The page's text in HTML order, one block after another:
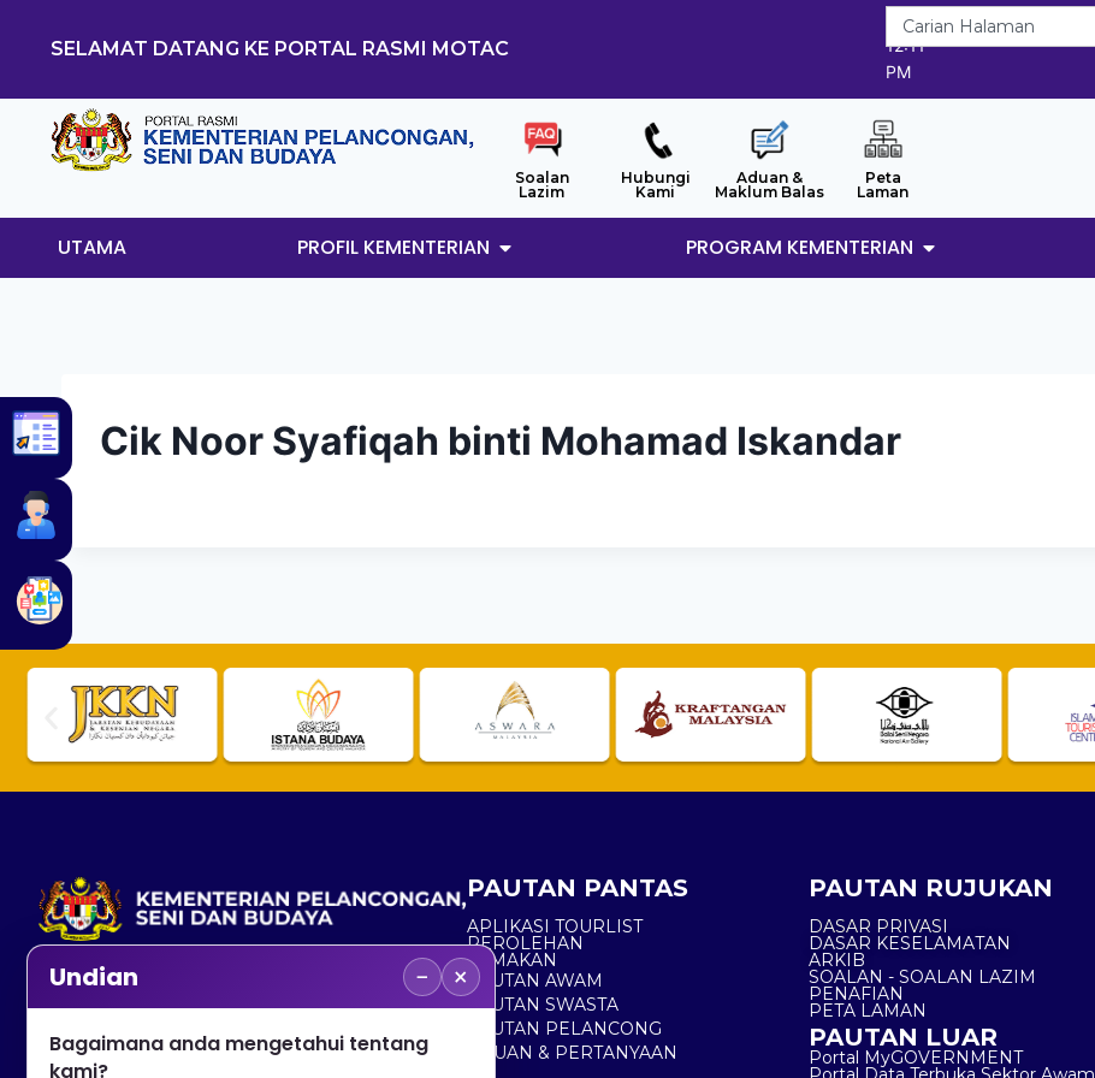
SELAMAT DATANG KE PORTAL RASMI MOTAC
8/8/2026
12:11
PM
Soalan
Lazim
Hubungi
Kami
Aduan &
Maklum Balas
Peta
Laman
UTAMA PROFIL KEMENTERIAN PROGRAM KEMENTERIAN
Cik Noor Syafiqah binti Mohamad Iskandar
No. 2, Menara 1, Jalan P5/6, Presint 5,
+603 8000 8000
PAUTAN PANTAS
APLIKASI TOURLIST
PEROLEHAN
SEMAKAN
PAUTAN AWAM
PAUTAN SWASTA
PAUTAN PELANCONG
ADUAN & PERTANYAAN
PAUTAN RUJUKAN
DASAR PRIVASI
DASAR KESELAMATAN
ARKIB
SOALAN - SOALAN LAZIM
PENAFIAN
PETA LAMAN
PAUTAN LUAR
Portal MyGOVERNMENT
Undian − ×
Bagaimana anda mengetahui tentang
kami?